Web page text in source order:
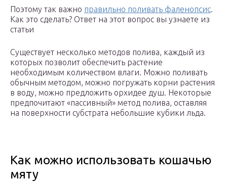
Поэтому так важно правильно поливать фаленопсис.
Как это сделать? Ответ на этот вопрос вы узнаете из
статьи
Существует несколько методов полива, каждый из
которых позволит обеспечить растение
необходимым количеством влаги. Можно поливать
обычным методом, можно погружать корни растения
в воду, можно предложить орхидее душ. Некоторые
предпочитают «пассивный» метод полива, оставляя
на поверхности субстрата небольшие кубики льда.
Как можно использовать кошачью
мяту